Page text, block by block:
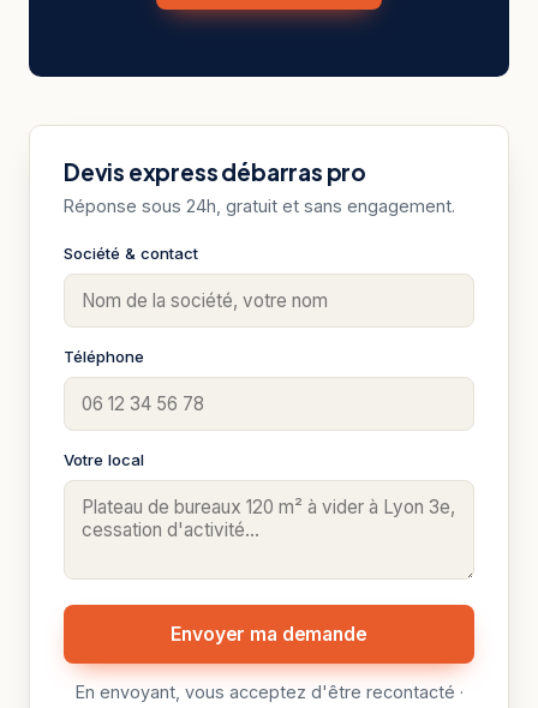
Devis express débarras pro
Réponse sous 24h, gratuit et sans engagement.
Société & contact
Téléphone
Votre local
Envoyer ma demande
En envoyant, vous acceptez d'être recontacté ·